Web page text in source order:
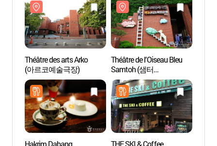
Théâtre des arts Arko
(아르코예술극장)
Théâtre de l’Oiseau Bleu
Samtoh (샘터
파랑새극장)
Hakrim Dabang
THE SKI & Coffee